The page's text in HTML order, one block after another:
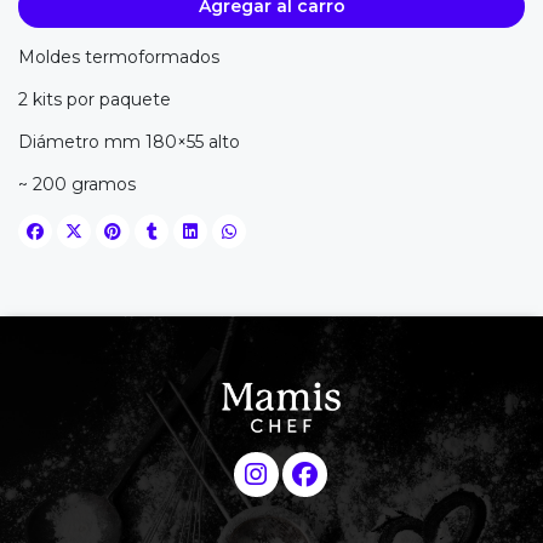
Agregar al carro
Moldes termoformados
2 kits por paquete
Diámetro mm 180×55 alto
~ 200 gramos